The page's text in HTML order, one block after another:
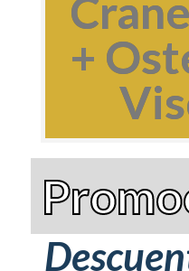
+